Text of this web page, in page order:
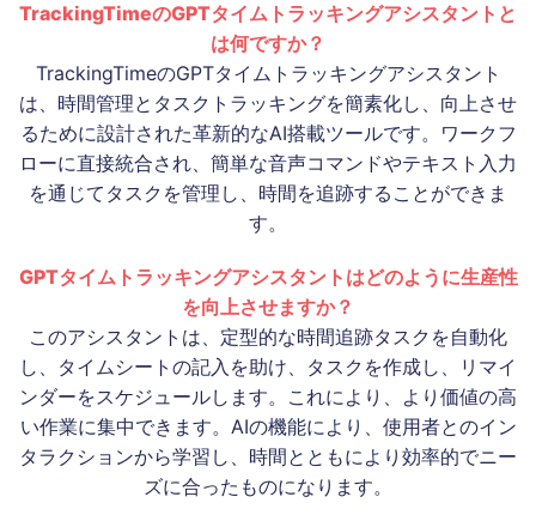
TrackingTimeのGPTタイムトラッキングアシスタントと
は何ですか？
TrackingTimeのGPTタイムトラッキングアシスタント
は、時間管理とタスクトラッキングを簡素化し、向上させ
るために設計された革新的なAI搭載ツールです。ワークフ
ローに直接統合され、簡単な音声コマンドやテキスト入力
を通じてタスクを管理し、時間を追跡することができま
す。
GPTタイムトラッキングアシスタントはどのように生産性
を向上させますか？
このアシスタントは、定型的な時間追跡タスクを自動化
し、タイムシートの記入を助け、タスクを作成し、リマイ
ンダーをスケジュールします。これにより、より価値の高
い作業に集中できます。AIの機能により、使用者とのイン
タラクションから学習し、時間とともにより効率的でニー
ズに合ったものになります。